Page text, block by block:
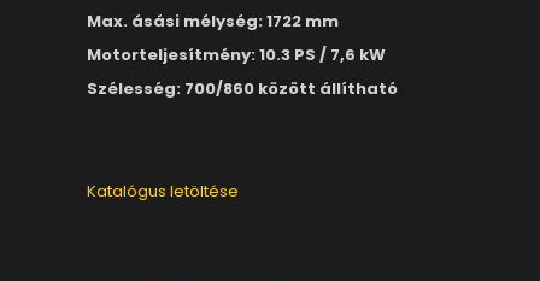
Max. ásási mélység: 1722 mm
Motorteljesítmény: 10.3 PS / 7,6 kW
Szélesség: 700/860 között állítható
Katalógus letöltése